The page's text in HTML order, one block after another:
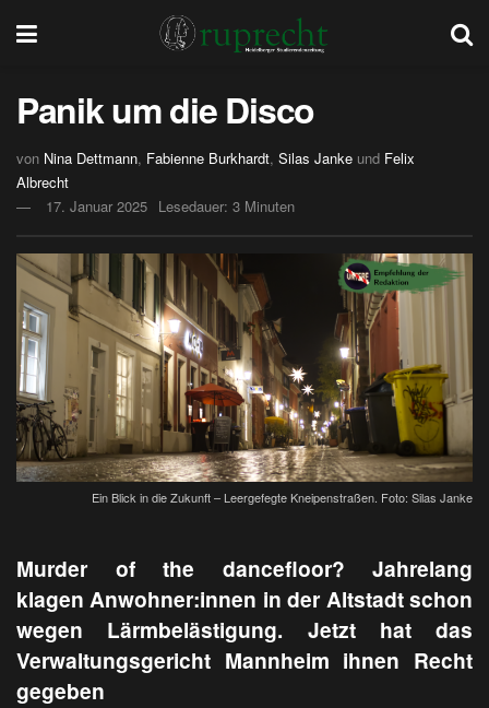
Panik um die Disco
von Nina Dettmann, Fabienne Burkhardt, Silas Janke und Felix
Albrecht
17. Januar 2025 Lesedauer: 3 Minuten
Ein Blick in die Zukunft – Leergefegte Kneipenstraßen. Foto: Silas Janke
Murder of the dancefloor? Jahrelang
klagen Anwohner:innen in der Altstadt schon
wegen Lärmbelästigung. Jetzt hat das
Verwaltungsgericht Mannheim ihnen Recht
gegeben